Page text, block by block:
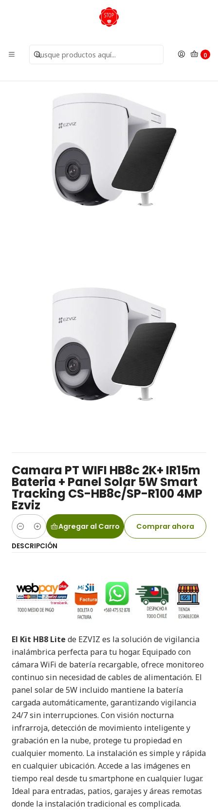
0
Cámaras Cámaras Wifi
Camara PT WIFI HB8c 2K+ IR15m Bateria + Panel Solar
5W Smart Tracking CS-HB8c/SP-R100 4MP Ezviz
Camara PT WIFI HB8c 2K+ IR15m
Bateria + Panel Solar 5W Smart
Tracking CS-HB8c/SP-R100 4MP
Ezviz
Cantidad
Agregar al Carro Comprar ahora
DESCRIPCIÓN
El Kit HB8 Lite de EZVIZ es la solución de vigilancia
inalámbrica perfecta para tu hogar. Equipado con
cámara WiFi de batería recargable, ofrece monitoreo
continuo sin necesidad de cables de alimentación. El
panel solar de 5W incluido mantiene la batería
cargada automáticamente, garantizando vigilancia
24/7 sin interrupciones. Con visión nocturna
infrarroja, detección de movimiento inteligente y
grabación en la nube, protege tu propiedad en
cualquier momento. La instalación es simple y rápida
en cualquier ubicación. Accede a las imágenes en
tiempo real desde tu smartphone en cualquier lugar.
Ideal para entradas, patios, garajes y áreas remotas
donde la instalación tradicional es complicada.